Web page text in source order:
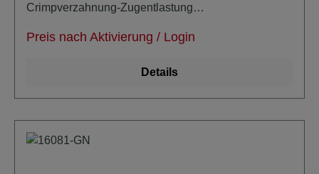
Crimpverzahnung-Zugentlastung
noiseless durch zusätzlich masseleitende PE-
Preis nach Aktivierung / Login
Details